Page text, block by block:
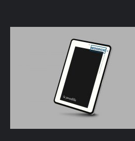
AÑADIR AL CARRITO /